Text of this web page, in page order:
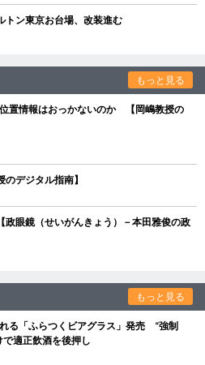
ン東京お台場、改装進む
もっと見る
置情報はおっかないのか 【岡嶋教授の
デジタル指南】
眼鏡（せいがんきょう）－本田雅俊の政
もっと見る
る「ふらつくビアグラス」発売 “強制
適正飲酒を後押し